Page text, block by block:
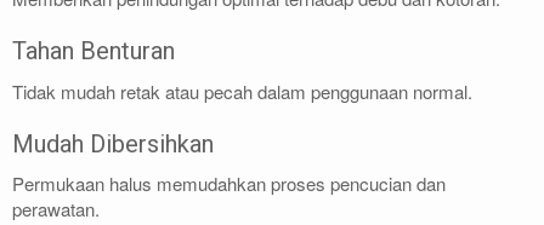
Tahan Benturan
Tidak mudah retak atau pecah dalam penggunaan normal.
Mudah Dibersihkan
Permukaan halus memudahkan proses pencucian dan
perawatan.